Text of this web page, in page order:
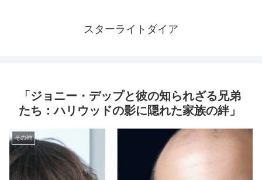
スターライトダイア
「ジョニー・デップと彼の知られざる兄弟
たち：ハリウッドの影に隠れた家族の絆」
その他